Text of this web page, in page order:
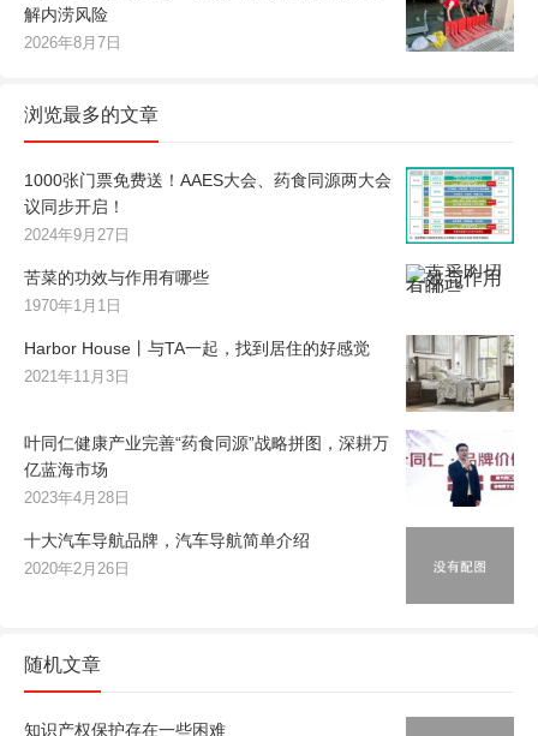
解内涝风险
2026年8月7日
浏览最多的文章
1000张门票免费送！AAES大会、药食同源两大会
议同步开启！
2024年9月27日
苦菜的功效与作用有哪些
1970年1月1日
Harbor House丨与TA一起，找到居住的好感觉
2021年11月3日
叶同仁健康产业完善“药食同源”战略拼图，深耕万
亿蓝海市场
2023年4月28日
十大汽车导航品牌，汽车导航简单介绍
2020年2月26日
随机文章
知识产权保护存在一些困难